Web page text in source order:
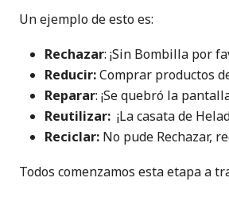
Un ejemplo de esto es:
Rechazar: ¡Sin Bombilla por
Reducir:Comprar productos
Reparar: ¡Se quebró la
Reutilizar: ¡La casata de
Reciclar: No pude Rechazar,
Todos comenzamos esta etapa a